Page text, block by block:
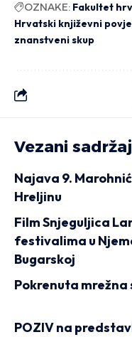
OZNAKE: Fakultet
Hrvatski književni
znanstveni skup
Vezani sadržaj
Najava 9.
Hreljinu
Film Snjeguljica
festivalima u
Bugarskoj
Pokrenuta
POZIV na